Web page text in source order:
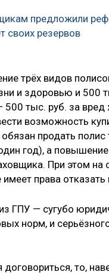
предложили
своих резервов
трёх видов
и здоровью и 500
500 тыс. руб. за
возможность
продать
год), а
При этом
права
ГПУ — сугубо
норм, и
договориться, то,